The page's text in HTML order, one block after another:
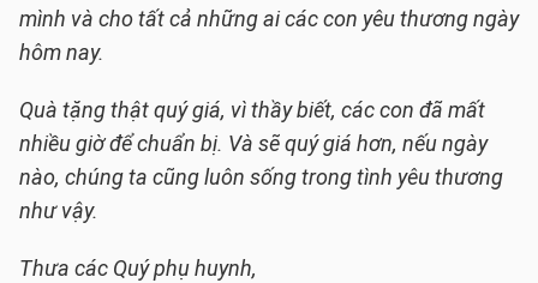
mình và cho tất cả những ai các con yêu thương ngày
hôm nay.
Quà tặng thật quý giá, vì thầy biết, các con đã mất
nhiều giờ để chuẩn bị. Và sẽ quý giá hơn, nếu ngày
nào, chúng ta cũng luôn sống trong tình yêu thương
như vậy.
Thưa các Quý phụ huynh,